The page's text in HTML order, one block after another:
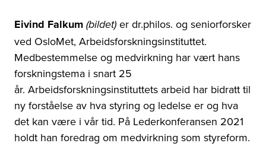
Eivind Falkum (bildet) er dr.philos. og seniorforsker
ved OsloMet, Arbeidsforskningsinstituttet.
Medbestemmelse og medvirkning har vært hans
forskningstema i snart 25
år. Arbeidsforskningsinstituttets arbeid har bidratt til
ny forståelse av hva styring og ledelse er og hva
det kan være i vår tid. På Lederkonferansen 2021
holdt han foredrag om medvirkning som styreform.